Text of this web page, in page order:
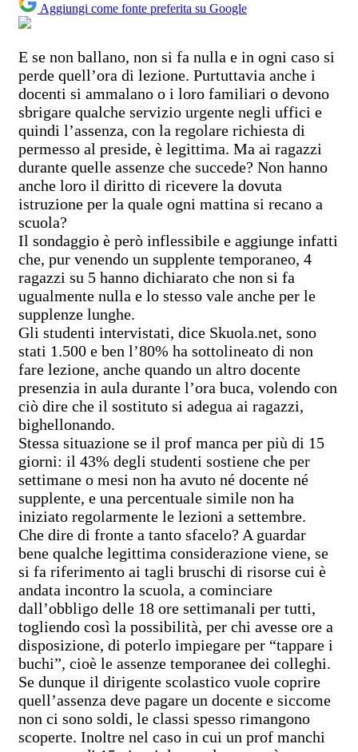
Aggiungi come fonte preferita su Google
E se non ballano, non si fa nulla e in ogni caso si
perde quell’ora di lezione. Purtuttavia anche i
docenti si ammalano o i loro familiari o devono
sbrigare qualche servizio urgente negli uffici e
quindi l’assenza, con la regolare richiesta di
permesso al preside, è legittima. Ma ai ragazzi
durante quelle assenze che succede? Non hanno
anche loro il diritto di ricevere la dovuta
istruzione per la quale ogni mattina si recano a
scuola?
Il sondaggio è però inflessibile e aggiunge infatti
che, pur venendo un supplente temporaneo, 4
ragazzi su 5 hanno dichiarato che non si fa
ugualmente nulla e lo stesso vale anche per le
supplenze lunghe.
Gli studenti intervistati, dice Skuola.net, sono
stati 1.500 e ben l’80% ha sottolineato di non
fare lezione, anche quando un altro docente
presenzia in aula durante l’ora buca, volendo con
ciò dire che il sostituto si adegua ai ragazzi,
bighellonando.
Stessa situazione se il prof manca per più di 15
giorni: il 43% degli studenti sostiene che per
settimane o mesi non ha avuto né docente né
supplente, e una percentuale simile non ha
iniziato regolarmente le lezioni a settembre.
Che dire di fronte a tanto sfacelo? A guardar
bene qualche legittima considerazione viene, se
si fa riferimento ai tagli bruschi di risorse cui è
andata incontro la scuola, a cominciare
dall’obbligo delle 18 ore settimanali per tutti,
togliendo così la possibilità, per chi avesse ore a
disposizione, di poterlo impiegare per “tappare i
buchi”, cioè le assenze temporanee dei colleghi.
Se dunque il dirigente scolastico vuole coprire
quell’assenza deve pagare un docente e siccome
non ci sono soldi, le classi spesso rimangono
scoperte. Inoltre nel caso in cui un prof manchi